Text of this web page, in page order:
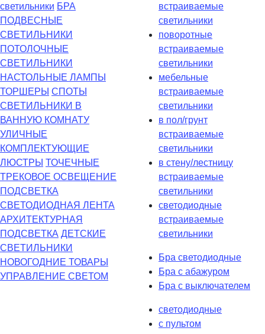
светильники БРА
ПОДВЕСНЫЕ
СВЕТИЛЬНИКИ
ПОТОЛОЧНЫЕ
СВЕТИЛЬНИКИ
НАСТОЛЬНЫЕ ЛАМПЫ
ТОРШЕРЫ СПОТЫ
СВЕТИЛЬНИКИ В
ВАННУЮ КОМНАТУ
УЛИЧНЫЕ
КОМПЛЕКТУЮЩИЕ
ЛЮСТРЫ ТОЧЕЧНЫЕ
ТРЕКОВОЕ ОСВЕЩЕНИЕ
ПОДСВЕТКА
СВЕТОДИОДНАЯ ЛЕНТА
АРХИТЕКТУРНАЯ
ПОДСВЕТКА ДЕТСКИЕ
СВЕТИЛЬНИКИ
НОВОГОДНИЕ ТОВАРЫ
УПРАВЛЕНИЕ СВЕТОМ
встраиваемые
светильники
поворотные
встраиваемые
светильники
мебельные
встраиваемые
светильники
в пол/грунт
встраиваемые
светильники
в стену/лестницу
встраиваемые
светильники
светодиодные
встраиваемые
светильники
Бра светодиодные
Бра с абажуром
Бра с выключателем
светодиодные
с пультом